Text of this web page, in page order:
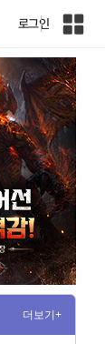
로그인
인
전
체
사
이
트
맵
더보기+